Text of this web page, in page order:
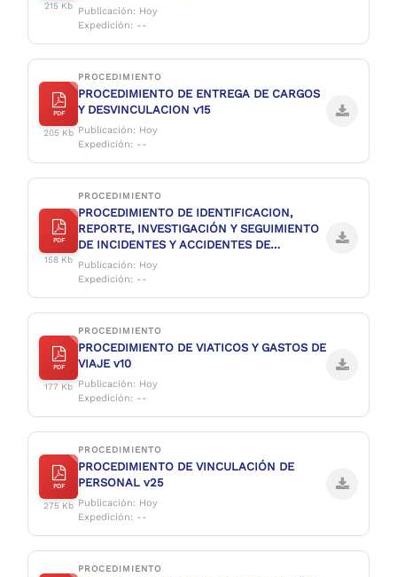
215 Kb
Publicación: Hoy
Expedición: --
PDF
205 Kb
PROCEDIMIENTO
PROCEDIMIENTO DE ENTREGA DE CARGOS
Y DESVINCULACION v15
Publicación: Hoy
Expedición: --
PDF
158 Kb
PROCEDIMIENTO
PROCEDIMIENTO DE IDENTIFICACION,
REPORTE, INVESTIGACIÓN Y SEGUIMIENTO
DE INCIDENTES Y ACCIDENTES DE
TRABAJO v5
Publicación: Hoy
Expedición: --
PDF
177 Kb
PROCEDIMIENTO
PROCEDIMIENTO DE VIATICOS Y GASTOS DE
VIAJE v10
Publicación: Hoy
Expedición: --
PDF
275 Kb
PROCEDIMIENTO
PROCEDIMIENTO DE VINCULACIÓN DE
PERSONAL v25
Publicación: Hoy
Expedición: --
PROCEDIMIENTO